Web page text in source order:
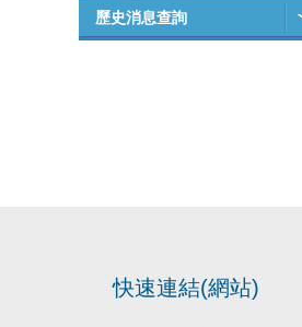
歷史消息查詢
快速連結(網站)